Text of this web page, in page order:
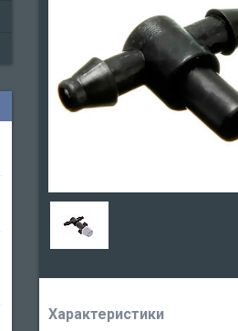
Характеристики